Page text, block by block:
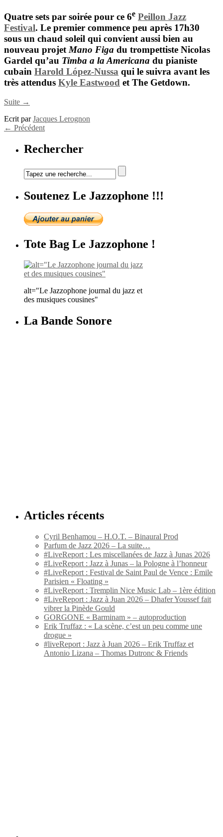
Quatre sets par soirée pour ce 6e Peillon Jazz
Festival. Le premier commence peu après 17h30
sous un chaud soleil qui convient aussi bien au
nouveau projetMano Figa du trompettiste Nicolas
Gardel qu’au Timba a la Americana du pianiste
cubain Harold López-Nussa qui le suivra avant les
très attendus Kyle Eastwood et The Getdown.
Suite →
Ecrit parJacques Lerognon
← Précédent
Rechercher
Soutenez Le Jazzophone !!!
Tote Bag Le Jazzophone !
alt="Le Jazzophone journal du jazz et
des musiques cousines"
La Bande Sonore
Articles récents
Cyril Benhamou – H.O.T. – Binaural Prod
Parfum de Jazz 2026 – La suite…
#LiveReport : Les miscellanées de Jazz à Junas 2026
#LiveReport : Jazz à Junas – la Pologne à l’honneur
#LiveReport : Festival de Saint Paul de Vence : Emile
Parisien « Floating »
#LiveReport : Tremplin Nice Music Lab – 1ère édition
#LiveReport : Jazz à Juan 2026 – Dhafer Youssef fait
vibrer la Pinède Gould
GORGONE « Barminam » – autoproduction
Erik Truffaz : « La scène, c’est un peu comme une
drogue »
#liveReport : Jazz à Juan 2026 – Erik Truffaz et
Antonio Lizana – Thomas Dutronc & Friends